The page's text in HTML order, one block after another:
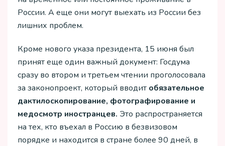
России. А еще они могут выехать из России без
лишних проблем.
Кроме нового указа президента, 15 июня был
принят еще один важный документ: Госдума
сразу во втором и третьем чтении проголосовала
за законопроект, который вводит обязательное
дактилоскопирование, фотографирование и
медосмотр иностранцев. Это распространяется
на тех, кто въехал в Россию в безвизовом
порядке и находится в стране более 90 дней, в